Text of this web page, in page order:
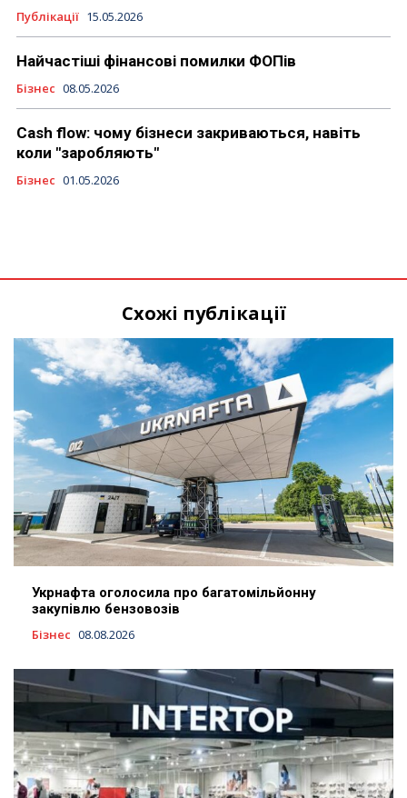
Публікації 15.05.2026
Найчастіші фінансові помилки ФОПів
Бізнес 08.05.2026
Cash flow: чому бізнеси закриваються, навіть
коли "заробляють"
Бізнес 01.05.2026
Схожі публікації
Укрнафта оголосила про багатомільйонну
закупівлю бензовозів
Бізнес 08.08.2026